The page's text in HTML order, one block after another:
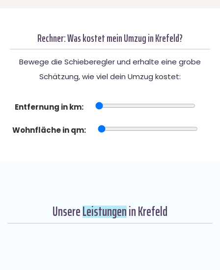
Rechner: Was kostet mein Umzug in Krefeld?
Bewege die Schieberegler und erhalte eine grobe
Schätzung, wie viel dein Umzug kostet:
Entfernung in km:
Wohnfläche in qm:
UnsereLeistungenin Krefeld